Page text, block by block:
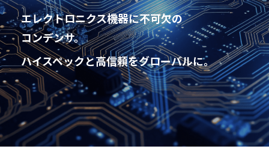
エレクトロニクス機器に不可欠の
コンデンサ。
ハイスペックと高信頼をグローバルに。